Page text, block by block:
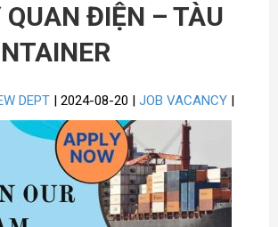
QUAN ĐIỆN – TÀU
DEPT | 2024-08-20 | JOB VACANCY |